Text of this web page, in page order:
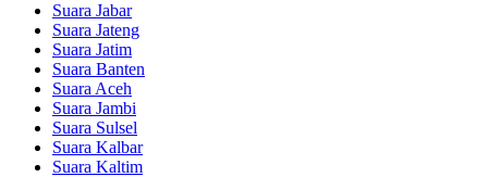
Suara Jabar
Suara Jateng
Suara Jatim
Suara Banten
Suara Aceh
Suara Jambi
Suara Sulsel
Suara Kalbar
Suara Kaltim